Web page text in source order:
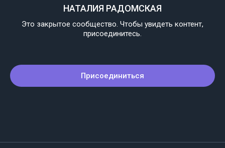
НАТАЛИЯ РАДОМСКАЯ
Это закрытое сообщество. Чтобы увидеть контент,
присоединитесь.
Присоединиться